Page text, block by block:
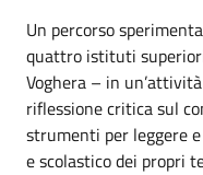
Un percorso
quattro istituti
Voghera – in
riflessione critica sul
strumenti per leggere
e scolastico dei propri